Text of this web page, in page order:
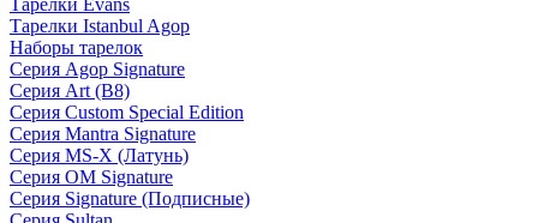
Тарелки Evans
Тарелки Istanbul Agop
Наборы тарелок
Серия Agop Signature
Серия Art (B8)
Серия Custom Special Edition
Серия Mantra Signature
Серия MS-X (Латунь)
Серия OM Signature
Серия Signature (Подписные)